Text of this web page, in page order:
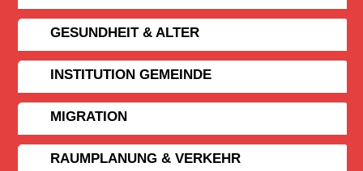
GESUNDHEIT & ALTER
INSTITUTION GEMEINDE
MIGRATION
RAUMPLANUNG & VERKEHR